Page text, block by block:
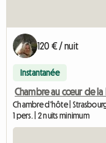
120 € / nuit
Instantanée
Chambre au cœur de la
Chambre d'hôte |
1 pers. | 2 nuits minimum